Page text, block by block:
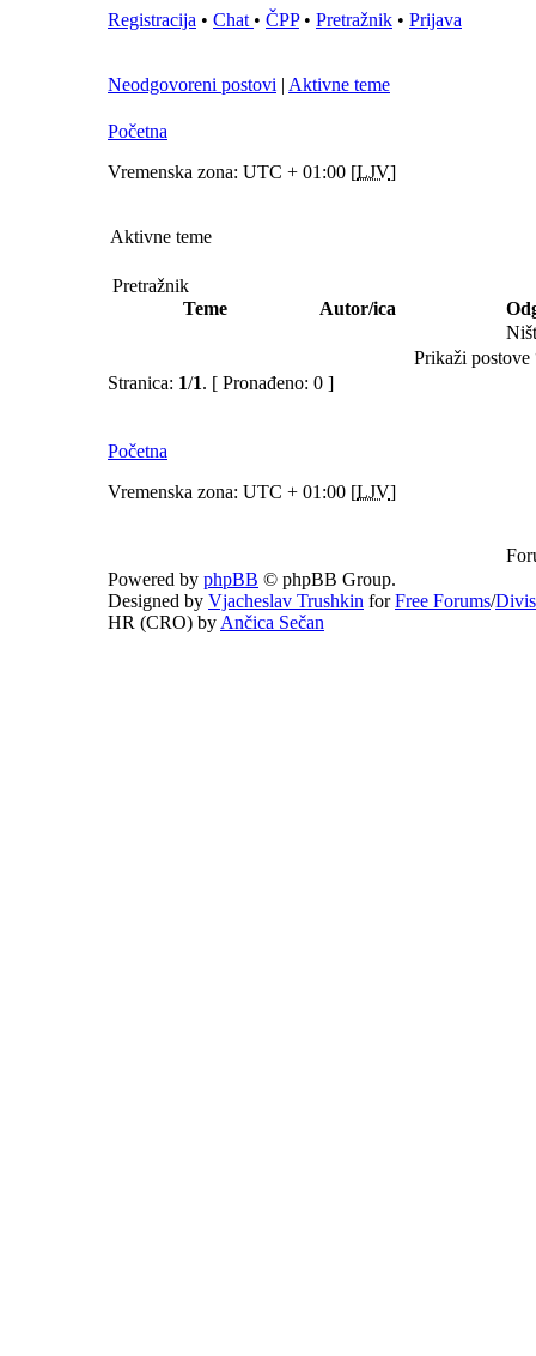
Registracija • Chat • ČPP• Pretražnik • Prijava
Neodgovoreni postovi | Aktivne teme
Početna
Vremenska zona: UTC + 01:00 [LJV]
Aktivne teme
Pretražnik
Teme
Autor/ica
Prikaži postove
Stranica: 1/1. [ Pronađeno: 0 ]
Početna
Vremenska zona: UTC + 01:00 [LJV]
Powered by phpBB © phpBB Group.
Designed by Vjacheslav Trushkin forFree Forums/
HR (CRO) by Ančica Sečan